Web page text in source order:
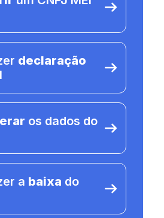
declaração
os dados do
a baixa do